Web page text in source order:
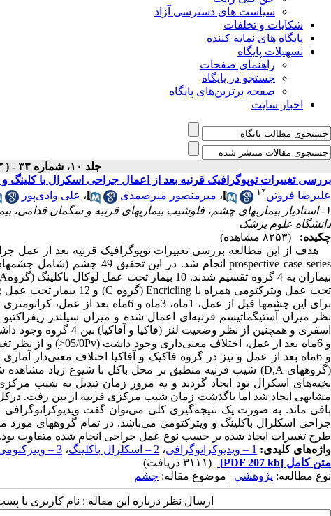
سیاست های دسترسی آزاد
شکایات و تخلفات
پایگاه های نمایه کننده
تسهیلات پایگاه
راهنمای صفحات
جستجو در پایگاه
صفحه برترین‌های پایگاه
اخبار سایت
جلد ۱۰، شماره ۳۳ - ( ۳-۱۳۸۲ )
بررسی تغییرات توپوگرافیک قرنیه بعد از اعمال جراحی اسکرال با کلینگ
علیرضا فروتن*۱ ، میرمنصور میرصمدی ، علی وادی‌پور
۱- استادیار بیماریهای چشم، فلوشیب بیماریهای قرنیه و سگمان
دانشگاه علوم پزشک
چکیده:
(۸۲۵۳ مشاهده)
برای این چشمها قبل از عمل، 1ماه،
باقی ماند. به صورت یک نتیجه‌گیری کلی می‌توان گفت ویدیوکراتوگرافی
جراحی اسکلرال باکلینگ و ویترکتومی می‌باشد. در تمام گروههای
طرح تغییرات ایجاد شده بر حسب نوع عمل جراحی انجام شده متفاوت بود.
واژه‌های کلیدی: 1 – ویدیوکراتوگرافی ، 2 – اسکلرال باکلینگ ، 3 – ویترکتومی
متن کامل [PDF 207 kb]
(۳۱۱۱ دریافت)
نوع مطالعه: پژوهشي | موضوع مقاله: چشم
ارسال نظر درباره این مقاله : نام کاربری یا